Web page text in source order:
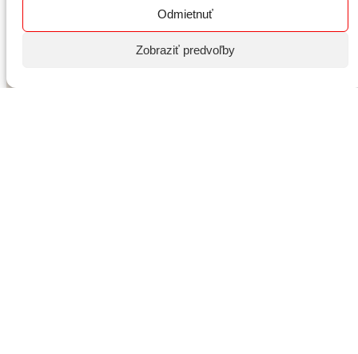
Odmietnuť
Zobraziť predvoľby